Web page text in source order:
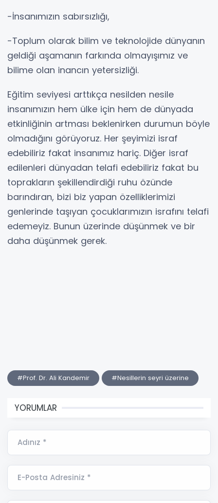
-İnsanımızın sabırsızlığı,
-Toplum olarak bilim ve teknolojide dünyanın
geldiği aşamanın farkında olmayışımız ve
bilime olan inancın yetersizliği.
Eğitim seviyesi arttıkça nesilden nesile
insanımızın hem ülke için hem de dünyada
etkinliğinin artması beklenirken durumun böyle
olmadığını görüyoruz. Her şeyimizi israf
edebiliriz fakat insanımız hariç. Diğer israf
edilenleri dünyadan telafi edebiliriz fakat bu
toprakların şekillendirdiği ruhu özünde
barındıran, bizi biz yapan özelliklerimizi
genlerinde taşıyan çocuklarımızın israfını telafi
edemeyiz. Bunun üzerinde düşünmek ve bir
daha düşünmek gerek.
#Prof. Dr. Ali Kandemir #Nesillerin seyri üzerine
YORUMLAR
Adınız *
E-Posta Adresiniz *